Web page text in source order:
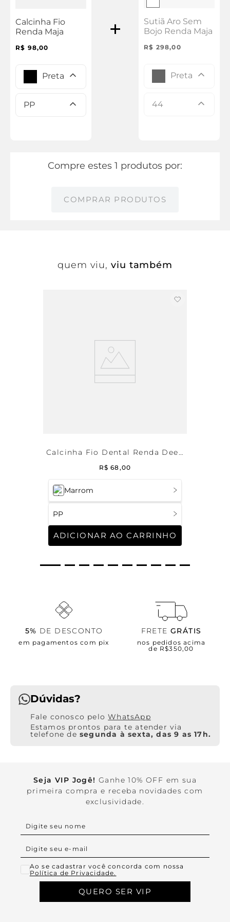
Calcinha Fio
Renda Maja
R$ 98,00
Preta
PP
Sutiã Aro Sem
Bojo Renda Maja
R$ 298,00
Preta
44
Compre estes 1 produtos por:
COMPRAR PRODUTOS
quem viu, viu também
Marrom
PP
ADICIONAR AO CARRINHO
Calcinha Fio Dental Renda Deep
Brown
R$ 68,00
5% DE DESCONTO
em pagamentos com pix
FRETE GRÁTIS
nos pedidos acima
de R$350,00
Dúvidas?
WhatsApp
Estamos prontos para te atender via
telefone de segunda à sexta, das 9 as 17h.
Seja VIP Jogê! Ganhe 10% OFF em sua
primeira compra e receba novidades com
exclusividade.
Ao se cadastrar você concorda com nossa
Política de Privacidade.
QUERO SER VIP